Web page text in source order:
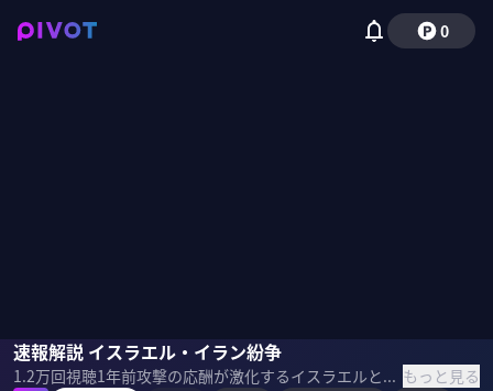
0
速報解説 イスラエル・イラン紛争
1.2万回視聴1年前 攻撃の応酬が激化するイスラエルとイラン。ネタニヤフの狙いとは何か？ これから起きるであろう2つの有力シナリオを、経済アナリストのジョセフクラフト氏に聞いた。 ＜ゲスト＞ ジョセフ・クラフト｜経済アナリスト／東京国際大学副学長 1986年カリフォルニア大学バークレイ校卒業後モルガン・スタンレーNYKに入社。1987年同社東京支社に着任し為替と債券トレーディングの共同ヘッド。2000年以降はマネージングディレクターを務めるコーポレート・デリバティブ・セールスのヘッド、債券営業、アジア・太平洋地域における為替営業の責任者なども歴任。2007年ドレスナー・クラインオート証券、2010年バンク・オブ・アメリカ東京支店副支店長兼為替本部長などを経て、2015年ロールシャッハ・アドバイザリー㈱代表取締役就任。SBI FXトレード社外取締役及び ソニー・グループ株式会社社外取締役。24年11月から東京国際大学副学長兼特命教授も務める。 ＜目次＞ もっと見る
ジョセフ・クラフト佐々木紀彦